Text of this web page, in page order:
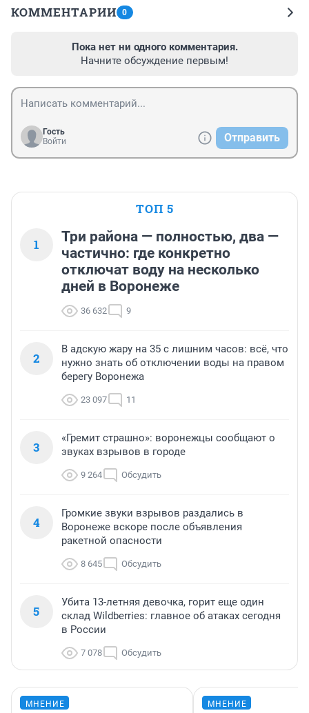
КОММЕНТАРИИ 0
Пока нет ни одного комментария.
Начните обсуждение первым!
Гость
Войти
Отправить
ТОП 5
1
Три района — полностью, два —
частично: где конкретно
отключат воду на несколько
дней в Воронеже
36 632 9
2
В адскую жару на 35 с лишним часов: всё, что
нужно знать об отключении воды на правом
берегу Воронежа
23 097 11
3
«Гремит страшно»: воронежцы сообщают о
звуках взрывов в городе
9 264 Обсудить
4
Громкие звуки взрывов раздались в
Воронеже вскоре после объявления
ракетной опасности
8 645 Обсудить
5
Убита 13-летняя девочка, горит еще один
склад Wildberries: главное об атаках сегодня
в России
7 078 Обсудить
МНЕНИЕ МНЕНИЕ